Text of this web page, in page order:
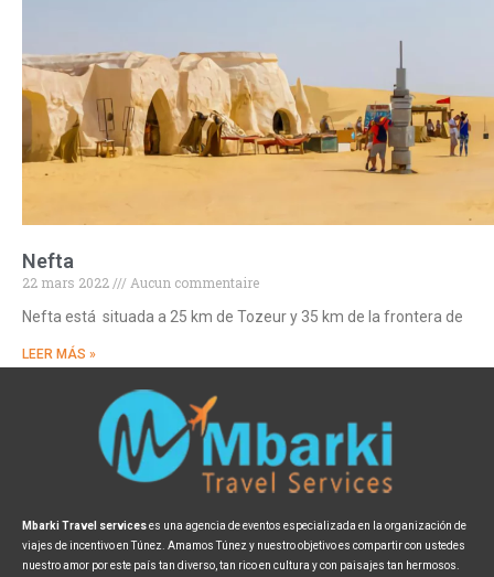
Nefta
22 mars 2022
Aucun commentaire
Nefta está situada a 25 km de Tozeur y 35 km de la frontera de
LEER MÁS »
Mbarki Travel serviceses una agencia de eventos especializada en la organización de
viajes de incentivo en Túnez. Amamos Túnez y nuestro objetivo es compartir con ustedes
nuestro amor por este país tan diverso, tan rico en cultura y con paisajes tan hermosos.